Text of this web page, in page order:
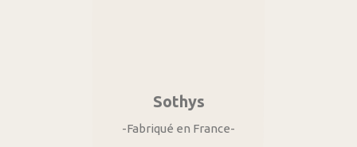
Sothys
-Fabriqué en France-